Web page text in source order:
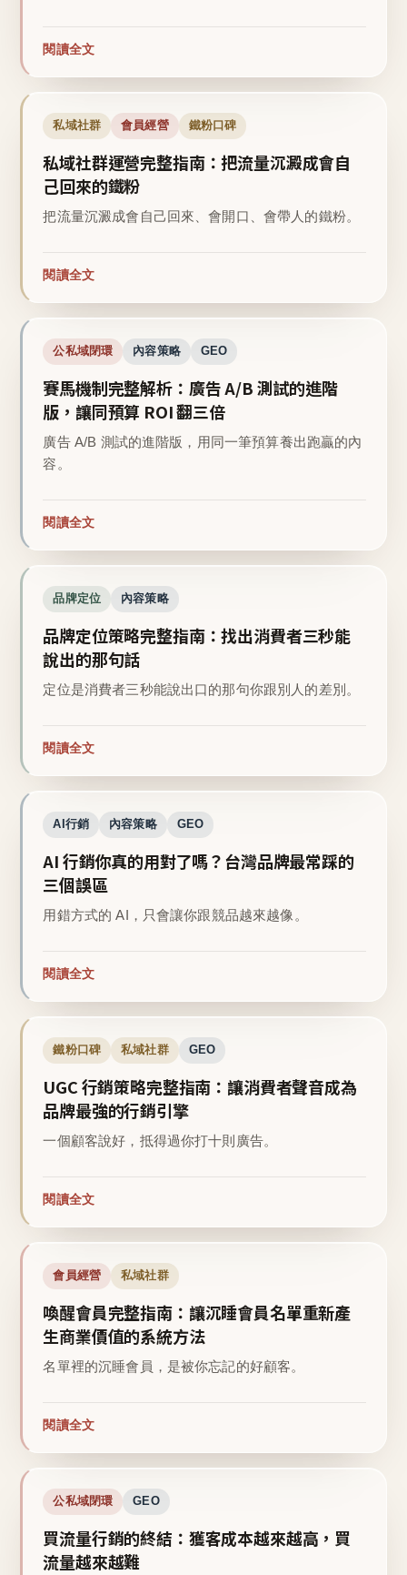
閱讀全文
私域社群 會員經營 鐵粉口碑
私域社群運營完整指南：把流量沉澱成會自
己回來的鐵粉
把流量沉澱成會自己回來、會開口、會帶人的鐵粉。
閱讀全文
公私域閉環 內容策略 GEO
賽馬機制完整解析：廣告 A/B 測試的進階
版，讓同預算 ROI 翻三倍
廣告 A/B 測試的進階版，用同一筆預算養出跑贏的內
容。
閱讀全文
品牌定位 內容策略
品牌定位策略完整指南：找出消費者三秒能
說出的那句話
定位是消費者三秒能說出口的那句你跟別人的差別。
閱讀全文
AI行銷 內容策略 GEO
AI 行銷你真的用對了嗎？台灣品牌最常踩的
三個誤區
用錯方式的 AI，只會讓你跟競品越來越像。
閱讀全文
鐵粉口碑 私域社群 GEO
UGC 行銷策略完整指南：讓消費者聲音成為
品牌最強的行銷引擎
一個顧客說好，抵得過你打十則廣告。
閱讀全文
會員經營 私域社群
喚醒會員完整指南：讓沉睡會員名單重新產
生商業價值的系統方法
名單裡的沉睡會員，是被你忘記的好顧客。
閱讀全文
公私域閉環 GEO
買流量行銷的終結：獲客成本越來越高，買
流量越來越難